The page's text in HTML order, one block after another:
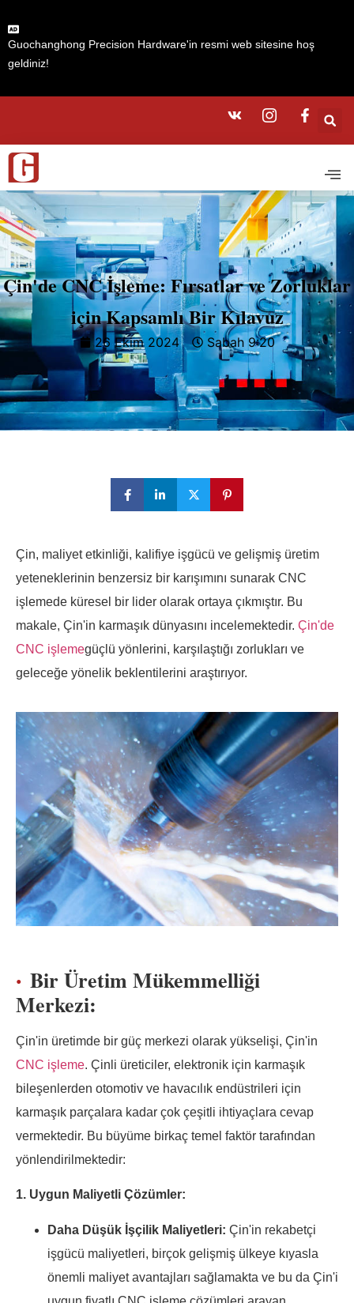
Guochanghong Precision Hardware'in resmi web sitesine hoş
geldiniz!
Çin'de CNC İşleme: Fırsatlar ve Zorluklar
için Kapsamlı Bir Kılavuz
26 Ekim 2024 Sabah 9:20
Çin, maliyet etkinliği, kalifiye işgücü ve gelişmiş üretim
yeteneklerinin benzersiz bir karışımını sunarak CNC
işlemede küresel bir lider olarak ortaya çıkmıştır. Bu
makale, Çin'in karmaşık dünyasını incelemektedir. Çin'de
CNC işlemegüçlü yönlerini, karşılaştığı zorlukları ve
geleceğe yönelik beklentilerini araştırıyor.
Bir Üretim Mükemmelliği
Merkezi:
Çin'in üretimde bir güç merkezi olarak yükselişi, Çin'in
CNC işleme. Çinli üreticiler, elektronik için karmaşık
bileşenlerden otomotiv ve havacılık endüstrileri için
karmaşık parçalara kadar çok çeşitli ihtiyaçlara cevap
vermektedir. Bu büyüme birkaç temel faktör tarafından
yönlendirilmektedir:
1. Uygun Maliyetli Çözümler:
Daha Düşük İşçilik Maliyetleri: Çin'in rekabetçi
işgücü maliyetleri, birçok gelişmiş ülkeye kıyasla
önemli maliyet avantajları sağlamakta ve bu da Çin'i